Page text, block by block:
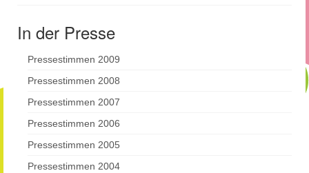
In der Presse
Pressestimmen 2009
Pressestimmen 2008
Pressestimmen 2007
Pressestimmen 2006
Pressestimmen 2005
Pressestimmen 2004